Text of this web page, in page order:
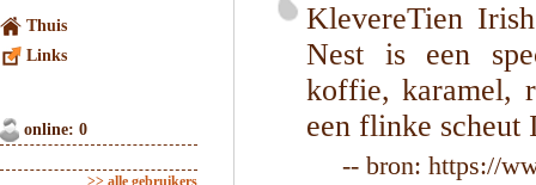
Thuis
Links
online: 0
>> alle gebruikers
KlevereTien
Nest is een
koffie, karamel,
een flinke scheut
-- bron: https://